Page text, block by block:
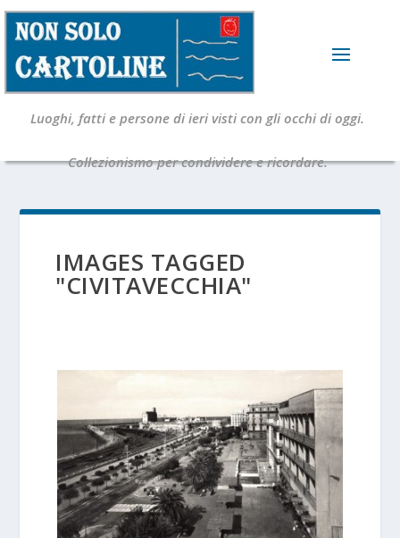
Luoghi, fatti e persone di ieri visti con gli occhi di oggi.
Collezionismo per condividere e ricordare.
IMAGES TAGGED
"CIVITAVECCHIA"